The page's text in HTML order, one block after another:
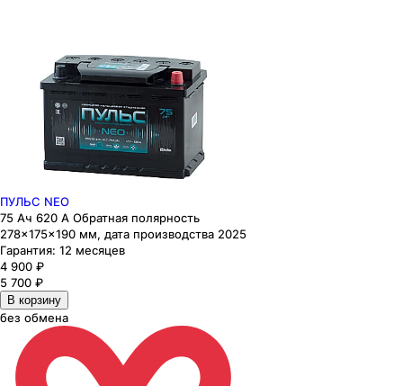
ПУЛЬС NEO
75 Ач 620 А Обратная полярность
278×175×190 мм, дата производства 2025
Гарантия: 12 месяцев
4 900 ₽
5 700 ₽
В корзину
без обмена